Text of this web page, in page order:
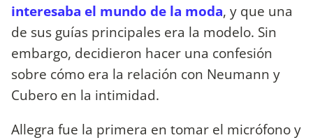
interesaba el mundo de la moda, y que una
de sus guías principales era la modelo. Sin
embargo, decidieron hacer una confesión
sobre cómo era la relación con Neumann y
Cubero en la intimidad.
Allegra fue la primera en tomar el micrófono y